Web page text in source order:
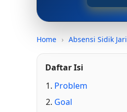
Home › Absensi Sidik Jari
Daftar Isi
Problem
Goal